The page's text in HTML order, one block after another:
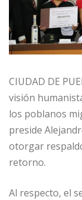
CIUDAD DE
visión
los poblanos
preside
otorgar
retorno.
Al respecto, el